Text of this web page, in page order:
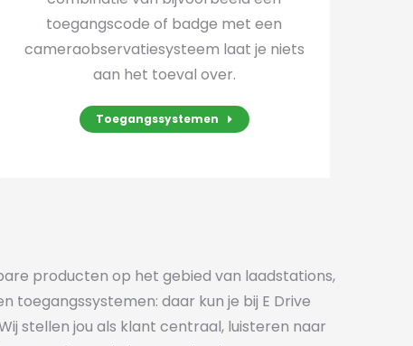
toegangscode of badge met een
cameraobservatiesysteem laat je niets
aan het toeval over.
Toegangssystemen
producten op het gebied van laadstations,
toegangssystemen: daar kun je bij E Drive
stellen jou als klant centraal, luisteren naar